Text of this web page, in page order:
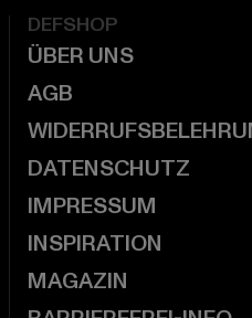
DEFSHOP
ÜBER UNS
AGB
DATENSCHUTZ
IMPRESSUM
INSPIRATION
MAGAZIN